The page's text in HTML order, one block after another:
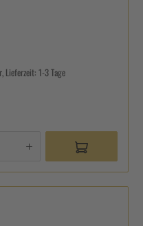
Lieferzeit: 1-3 Tage